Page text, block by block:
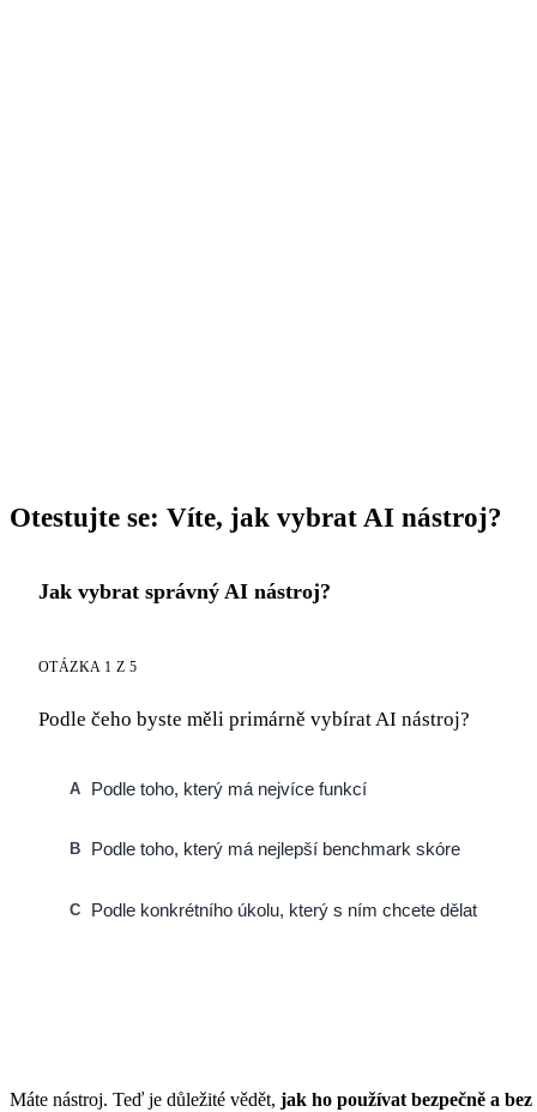
Otestujte se: Víte, jak vybrat AI nástroj?
Jak vybrat správný AI nástroj?
OTÁZKA 1 Z 5
Podle čeho byste měli primárně vybírat AI nástroj?
A Podle toho, který má nejvíce funkcí
B Podle toho, který má nejlepší benchmark skóre
C Podle konkrétního úkolu, který s ním chcete dělat
Máte nástroj. Teď je důležité vědět, jak ho používat bezpečně a bez